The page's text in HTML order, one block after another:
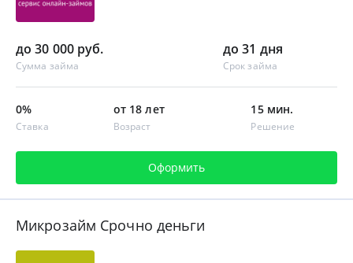
до 30 000 руб.
Сумма займа
до 31 дня
Срок займа
0%
Ставка
от 18 лет
Возраст
15 мин.
Решение
Оформить
Микрозайм Срочно деньги